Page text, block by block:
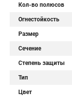
Кол-во полюсов
Огнестойкость
Размер
Сечение
Степень защиты
Тип
Цвет